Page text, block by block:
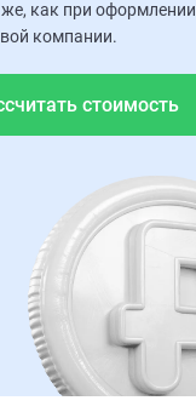
как при оформлении
компании.
стоимость